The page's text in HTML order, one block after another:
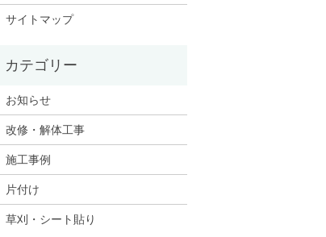
サイトマップ
お知らせ
改修・解体工事
施工事例
片付け
草刈・シート貼り